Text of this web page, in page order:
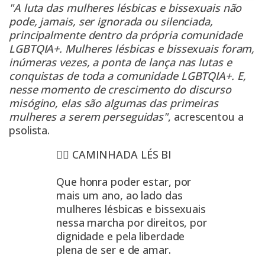
"A luta das mulheres lésbicas e bissexuais não
pode, jamais, ser ignorada ou silenciada,
principalmente dentro da própria comunidade
LGBTQIA+. Mulheres lésbicas e bissexuais foram,
inúmeras vezes, a ponta de lança nas lutas e
conquistas de toda a comunidade LGBTQIA+. E,
nesse momento de crescimento do discurso
misógino, elas são algumas das primeiras
mulheres a serem perseguidas", acrescentou a
psolista.
🏳️‍🌈 CAMINHADA LÉS BI
Que honra poder estar, por
mais um ano, ao lado das
mulheres lésbicas e bissexuais
nessa marcha por direitos, por
dignidade e pela liberdade
plena de ser e de amar.